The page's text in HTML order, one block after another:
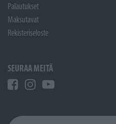
Palautukset
Maksutavat
Rekisteriseloste
SEURAA MEITÄ